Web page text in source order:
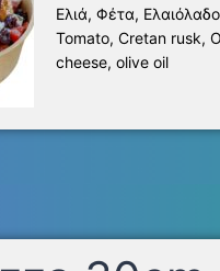
Ελιά, Φέτα, Ελαιόλαδο
Tomato, Cretan rusk,
cheese, olive oil